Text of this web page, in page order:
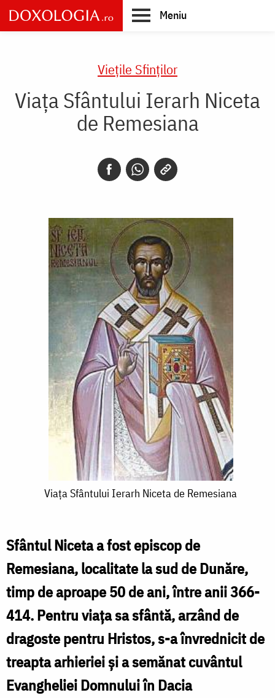
Skip
to
main
Meniu
Vieţile Sfinţilor
Viața Sfântului Ierarh Niceta
de Remesiana
Viața
Ierarh
Niceta
de
Remesiana
Viața Sfântului Ierarh Niceta de Remesiana
Sfântul Niceta a fost episcop de
Remesiana, localitate la sud de Dunăre,
timp de aproape 50 de ani, între anii 366-
414. Pentru viața sa sfântă, arzând de
dragoste pentru Hristos, s-a învrednicit de
treapta arhieriei și a semănat cuvântul
Evangheliei Domnului în Dacia